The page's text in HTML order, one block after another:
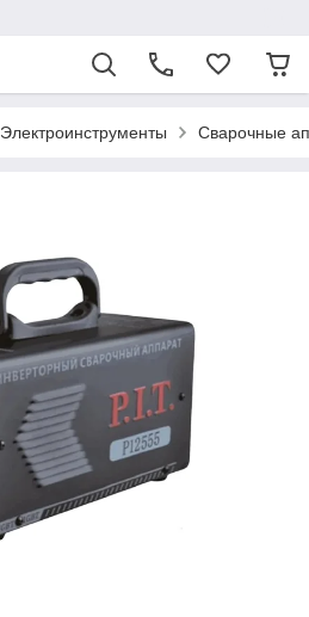
Электроинструменты Сварочные